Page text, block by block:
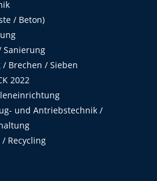
/ Beton)
Sanierung
Brechen / Sieben
2022
und Antriebstechnik /
Recycling